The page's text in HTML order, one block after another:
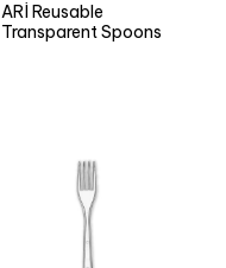
ARÌ Reusable
Transparent Spoons